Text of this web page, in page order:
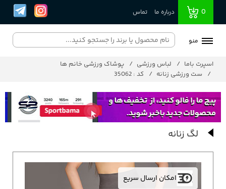
0 درباره ما تماس
منو
اسپرت باما لباس ورزشی
پوشاک ورزشی خانم ها
ست ورزشی زنانه
کد : 35062
لگ زنانه
امکان ارسال سریع